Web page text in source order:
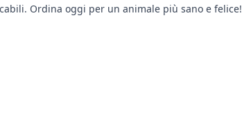
Ordina oggi per un animale più sano e felice!